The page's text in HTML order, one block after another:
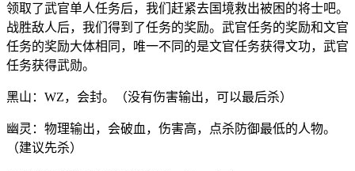
领取了武官单人任务后，我们赶紧去国境救出被困的将士吧。
战胜敌人后，我们得到了任务的奖励。武官任务的奖励和文官
任务的奖励大体相同，唯一不同的是文官任务获得文功，武官
任务获得武勋。
黑山：WZ，会封。（没有伤害输出，可以最后杀）
幽灵：物理输出，会破血，伤害高，点杀防御最低的人物。
（建议先杀）